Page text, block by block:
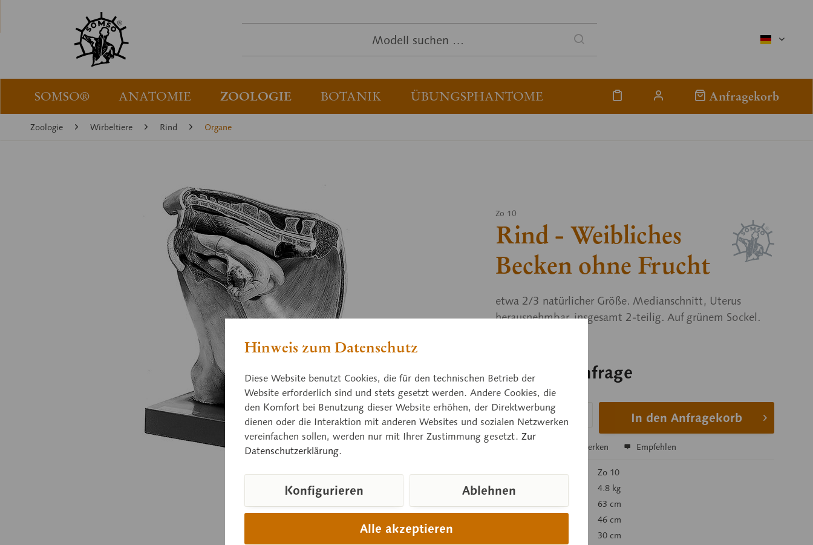
deutsch
SOMSO® ANATOMIE ZOOLOGIE BOTANIK ÜBUNGSPHANTOME Anfragekorb
Zoologie Wirbeltiere Rind Organe
Zo 10
Rind - Weibliches
Becken ohne Frucht
etwa 2/3 natürlicher Größe. Medianschnitt, Uterus
herausnehmbar, insgesamt 2-teilig. Auf grünem Sockel.
Preis auf Anfrage
Lieferzeit auf Anfrage
In den Anfragekorb
Merken Empfehlen
Artikelnummer:
Zo 10
Gewicht (in kg):
4.8 kg
Höhe:
63 cm
46 cm
30 cm
Hinweis zum Datenschutz
Diese Website benutzt Cookies, die für den technischen Betrieb der
Website erforderlich sind und stets gesetzt werden. Andere Cookies, die
den Komfort bei Benutzung dieser Website erhöhen, der Direktwerbung
dienen oder die Interaktion mit anderen Websites und sozialen Netzwerken
vereinfachen sollen, werden nur mit Ihrer Zustimmung gesetzt. Zur
Datenschutzerklärung.
Alle akzeptieren
Konfigurieren Ablehnen